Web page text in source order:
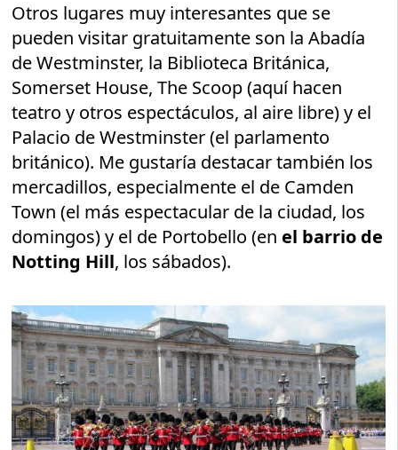
Otros lugares muy interesantes que se
pueden visitar gratuitamente son la Abadía
de Westminster, la Biblioteca Británica,
Somerset House, The Scoop (aquí hacen
teatro y otros espectáculos, al aire libre) y el
Palacio de Westminster (el parlamento
británico). Me gustaría destacar también los
mercadillos, especialmente el de Camden
Town (el más espectacular de la ciudad, los
domingos) y el de Portobello (en el barrio de
Notting Hill, los sábados).